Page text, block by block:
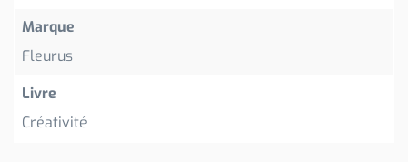
Marque
Fleurus
Livre
Créativité